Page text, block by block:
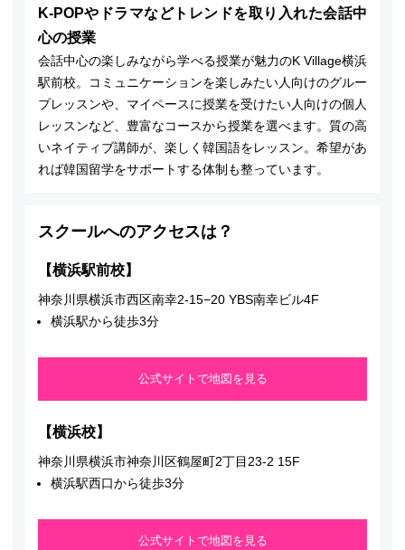
K-POPやドラマなどトレンドを取り入れた会話中
心の授業
会話中心の楽しみながら学べる授業が魅力のK Village横浜
駅前校。コミュニケーションを楽しみたい人向けのグルー
プレッスンや、マイペースに授業を受けたい人向けの個人
レッスンなど、豊富なコースから授業を選べます。質の高
いネイティブ講師が、楽しく韓国語をレッスン。希望があ
れば韓国留学をサポートする体制も整っています。
スクールへのアクセスは？
【横浜駅前校】
神奈川県横浜市西区南幸2-15−20 YBS南幸ビル4F
横浜駅から徒歩3分
公式サイトで地図を見る
【横浜校】
神奈川県横浜市神奈川区鶴屋町2丁目23-2 15F
横浜駅西口から徒歩3分
公式サイトで地図を見る